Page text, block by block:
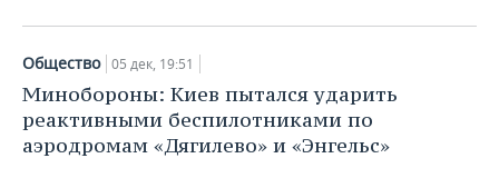
Общество 05 дек, 19:51
Минобороны: Киев пытался ударить
реактивными беспилотниками по
аэродромам «Дягилево» и «Энгельс»